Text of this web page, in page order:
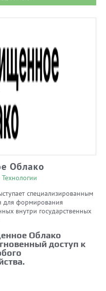
Облако
специализированным
для формирования
внутри государственных
Облако
доступ к